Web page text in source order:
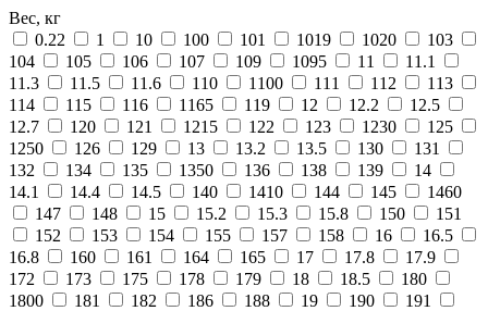
Вес, кг
0.22
1 10 100 101 1019 1020
103
104
105 106 107 109 1095 11
11.1
11.3
11.5 11.6 110 1100 111 112
113
114
115 116 1165 119 12 12.2
12.5
12.7
120 121 1215 122 123 1230
125
1250
126 129 13 13.2 13.5 130
131
132
134 135 1350 136 138 139
14
14.1
14.4 14.5 140 1410 144 145
1460
147
148 15 15.2 15.3 15.8 150
151
152
153 154 155 157 158 16
16.5
16.8
160 161 164 165 17 17.8
17.9
172
173 175 178 179 18 18.5
180
1800
181 182 186 188 19 190
191